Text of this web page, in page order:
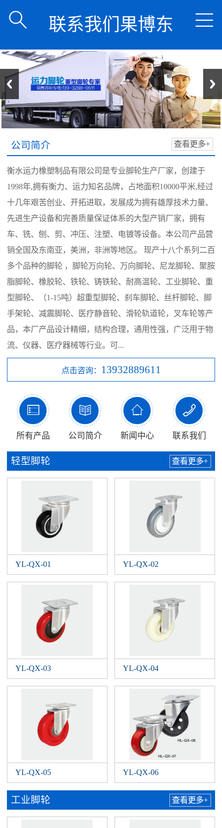

 联系我们果博东
方公司客服开户
电话
18108888862
公司简介 查看更多+
衡水运力橡塑制品有限公司是专业脚轮生产厂家，创建于
1998年,拥有衡力、运力知名品牌，占地面积10000平米,经过
十几年艰苦创业、开拓进取，发展成为拥有雄厚技术力量、
先进生产设备和完善质量保证体系的大型产销厂家，拥有
车、铣、刨、剪、冲压、注塑、电镀等设备。本公司产品营
销全国及东南亚，美洲，非洲等地区。 现产十八个系列二百
多个品种的脚轮 ，脚轮万向轮、万向脚轮、尼龙脚轮、聚胺
脂脚轮、橡胶轮、铁轮、铸铁轮、耐高温轮、工业脚轮、重
型脚轮、（1-15吨）超重型脚轮、刹车脚轮、丝杆脚轮、脚
手架轮、减震脚轮、医疗静音轮、滑轮轨道轮，叉车轮等产
品，本厂产品设计精细，结构合理，通用性强，广泛用于物
流、仪器、医疗器械等行业。可...
点击咨询： 13932889611

所有产品

公司简介

新闻中心

联系我们
轻型脚轮 查看更多+
YL-QX-01 YL-QX-02
YL-QX-03 YL-QX-04
YL-QX-05 YL-QX-06
工业脚轮 查看更多+